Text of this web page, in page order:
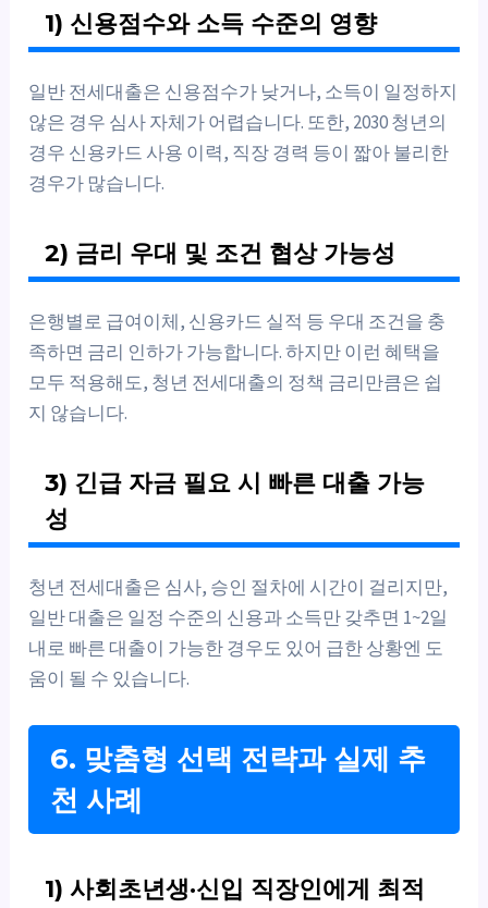
1) 신용점수와 소득 수준의 영향
일반 전세대출은 신용점수가 낮거나, 소득이 일정하지
않은 경우 심사 자체가 어렵습니다. 또한, 2030 청년의
경우 신용카드 사용 이력, 직장 경력 등이 짧아 불리한
경우가 많습니다.
2) 금리 우대 및 조건 협상 가능성
은행별로 급여이체, 신용카드 실적 등 우대 조건을 충
족하면 금리 인하가 가능합니다. 하지만 이런 혜택을
모두 적용해도, 청년 전세대출의 정책 금리만큼은 쉽
지 않습니다.
3) 긴급 자금 필요 시 빠른 대출 가능
성
청년 전세대출은 심사, 승인 절차에 시간이 걸리지만,
일반 대출은 일정 수준의 신용과 소득만 갖추면 1~2일
내로 빠른 대출이 가능한 경우도 있어 급한 상황엔 도
움이 될 수 있습니다.
6. 맞춤형 선택 전략과 실제 추
천 사례
1) 사회초년생·신입 직장인에게 최적